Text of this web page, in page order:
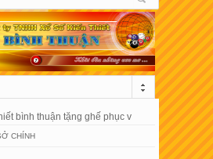
bình thuận tặng ghế phục vụ người bệnh tại
Công ty
CHÍNH